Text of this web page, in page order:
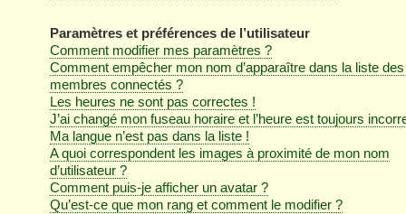
Paramètres et préférences de l’utilisateur
Comment modifier mes paramètres ?
Comment empêcher mon nom d’apparaître dans la liste des
membres connectés ?
Les heures ne sont pas correctes !
J’ai changé mon fuseau horaire et l’heure est toujours
Ma langue n’est pas dans la liste !
A quoi correspondent les images à proximité de mon nom
d’utilisateur ?
Comment puis-je afficher un avatar ?
Qu’est-ce que mon rang et comment le modifier ?